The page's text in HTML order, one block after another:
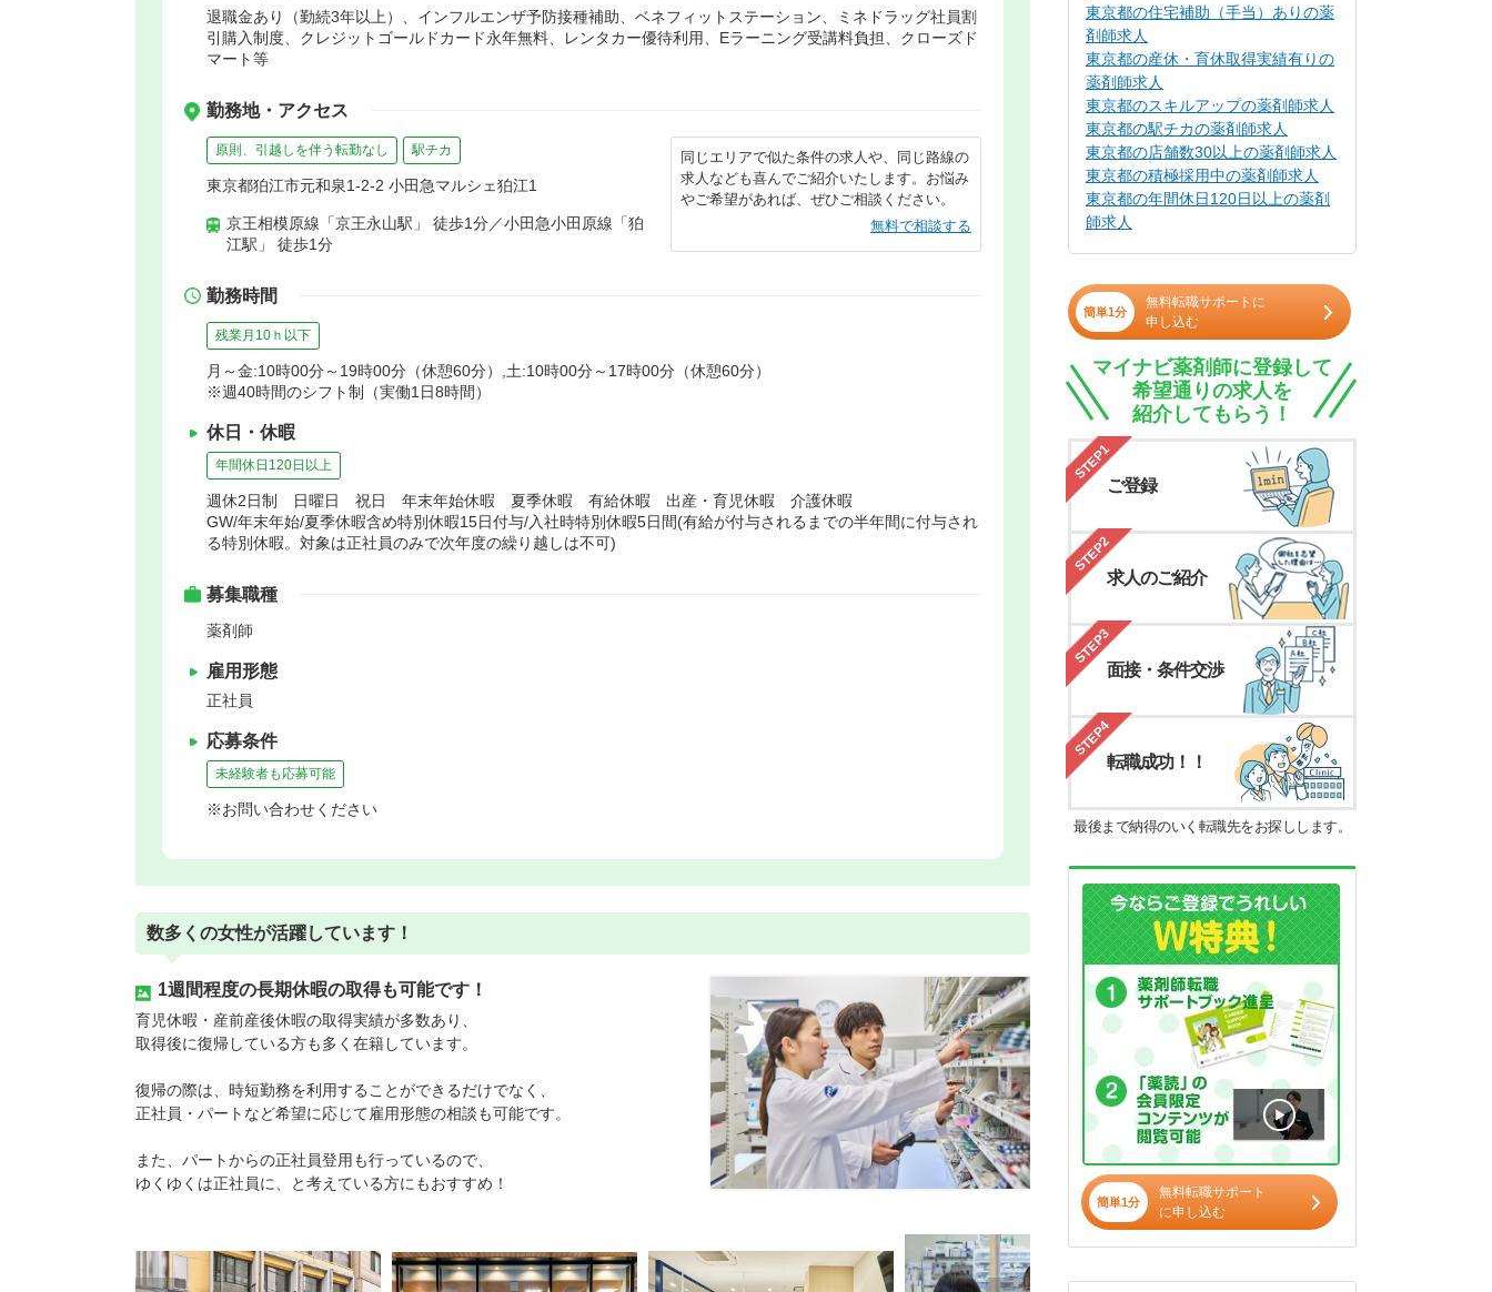
退職金あり（勤続3年以上）、インフルエンザ予防接種補助、ベネフィットステーション、ミネドラッグ社員割
引購入制度、クレジットゴールドカード永年無料、レンタカー優待利用、Eラーニング受講料負担、クローズド
マート等
勤務地・アクセス
原則、引越しを伴う転勤なし 駅チカ
東京都狛江市元和泉1-2-2 小田急マルシェ狛江1
京王相模原線「京王永山駅」 徒歩1分／小田急小田原線「狛
江駅」 徒歩1分
同じエリアで似た条件の求人や、同じ路線の
求人なども喜んでご紹介いたします。お悩み
やご希望があれば、ぜひご相談ください。
無料で相談する
勤務時間
残業月10ｈ以下
月～金:10時00分～19時00分（休憩60分）,土:10時00分～17時00分（休憩60分）
※週40時間のシフト制（実働1日8時間）
休日・休暇
年間休日120日以上
週休2日制 日曜日 祝日 年末年始休暇 夏季休暇 有給休暇 出産・育児休暇 介護休暇
GW/年末年始/夏季休暇含め特別休暇15日付与/入社時特別休暇5日間(有給が付与されるまでの半年間に付与され
る特別休暇。対象は正社員のみで次年度の繰り越しは不可)
募集職種
薬剤師
雇用形態
正社員
応募条件
未経験者も応募可能
※お問い合わせください
数多くの女性が活躍しています！
1週間程度の長期休暇の取得も可能です！
育児休暇・産前産後休暇の取得実績が多数あり、
取得後に復帰している方も多く在籍しています。
復帰の際は、時短勤務を利用することができるだけでなく、
正社員・パートなど希望に応じて雇用形態の相談も可能です。
また、パートからの正社員登用も行っているので、
ゆくゆくは正社員に、と考えている方にもおすすめ！
東京都の住宅補助（手当）ありの薬
剤師求人
東京都の産休・育休取得実績有りの
薬剤師求人
東京都のスキルアップの薬剤師求人
東京都の駅チカの薬剤師求人
東京都の店舗数30以上の薬剤師求人
東京都の積極採用中の薬剤師求人
東京都の年間休日120日以上の薬剤
師求人
簡単1分
無料転職サポートに
申し込む
マイナビ薬剤師に登録して
希望通りの求人を
紹介してもらう！
STEP1
ご登録
STEP2
求人のご紹介
STEP3
面接・条件交渉
STEP4
転職成功！！
最後まで納得のいく転職先をお探しします。
簡単1分
無料転職サポート
に申し込む